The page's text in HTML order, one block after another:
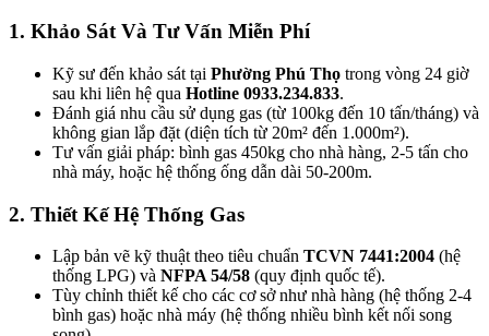
1. Khảo Sát Và Tư Vấn Miễn Phí
Kỹ sư đến khảo sát tại Phường Phú Thọ trong vòng 24 giờ
sau khi liên hệ qua Hotline 0933.234.833.
Đánh giá nhu cầu sử dụng gas (từ 100kg đến 10 tấn/tháng) và
không gian lắp đặt (diện tích từ 20m² đến 1.000m²).
Tư vấn giải pháp: bình gas 450kg cho nhà hàng, 2-5 tấn cho
nhà máy, hoặc hệ thống ống dẫn dài 50-200m.
2. Thiết Kế Hệ Thống Gas
Lập bản vẽ kỹ thuật theo tiêu chuẩn TCVN 7441:2004 (hệ
thống LPG) và NFPA 54/58 (quy định quốc tế).
Tùy chỉnh thiết kế cho các cơ sở như nhà hàng (hệ thống 2-4
bình gas) hoặc nhà máy (hệ thống nhiều bình kết nối song